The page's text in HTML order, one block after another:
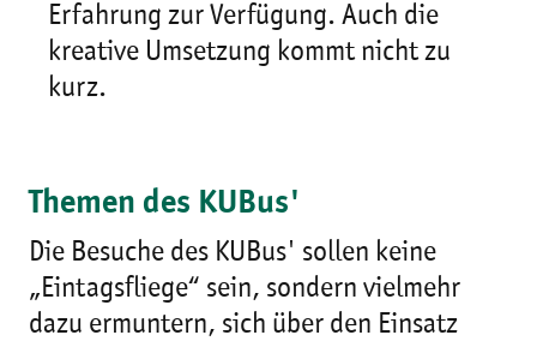
Erfahrung zur Verfügung. Auch die
kreative Umsetzung kommt nicht zu
kurz.
Themen des KUBus'
Die Besuche des KUBus' sollen keine
„Eintagsfliege“ sein, sondern vielmehr
dazu ermuntern, sich über den Einsatz